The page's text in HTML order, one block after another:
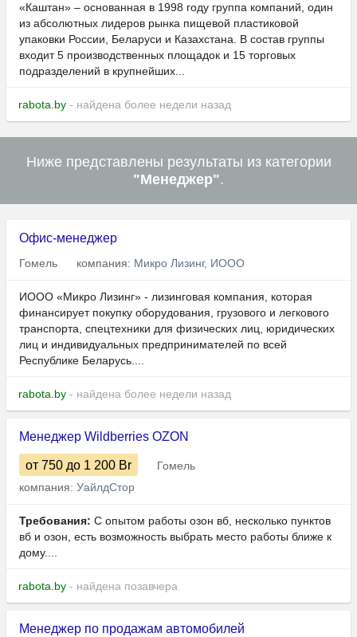
«Каштан» – основанная в 1998 году группа компаний, один
из абсолютных лидеров рынка пищевой пластиковой
упаковки России, Беларуси и Казахстана. В состав группы
входит 5 производственных площадок и 15 торговых
подразделений в крупнейших...
rabota.by - найдена более недели назад
Ниже представлены результаты из категории
"Менеджер".
Офис-менеджер
Гомель компания: Микро Лизинг, ИООО
ИООО «Микро Лизинг» - лизинговая компания, которая
финансирует покупку оборудования, грузового и легкового
транспорта, спецтехники для физических лиц, юридических
лиц и индивидуальных предпринимателей по всей
Республике Беларусь....
rabota.by - найдена более недели назад
Менеджер Wildberries OZON
от 750 до 1 200 Br
Гомель
компания: УайлдСтор
Требования: С опытом работы озон вб, несколько пунктов
вб и озон, есть возможность выбрать место работы ближе к
дому....
rabota.by - найдена позавчера
Менеджер по продажам автомобилей